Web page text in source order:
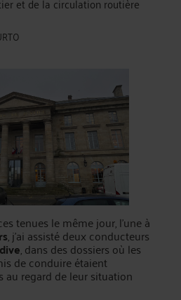
tenues le même jour, l’une à
, j’ai assisté deux conducteurs
, dans des dossiers où les
de conduire étaient
regard de leur situation